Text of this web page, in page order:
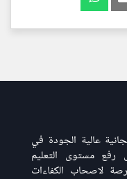
عالية الجودة في
مستوى التعليم
لاصحاب الكفاءات